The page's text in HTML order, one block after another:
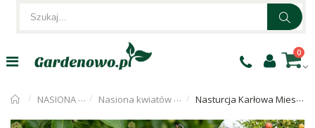
0
NASIONA KWIATÓW Nasiona kwiatów jednorocznych Nasturcja Karłowa Mieszanka 5g PlantiCo